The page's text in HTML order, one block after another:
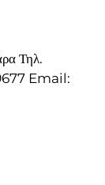
Τηλ.
Email: